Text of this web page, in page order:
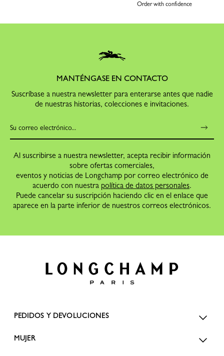
Order with confidence
MANTÉNGASE EN CONTACTO
Suscríbase a nuestra newsletter para enterarse antes que nadie
de nuestras historias, colecciones e invitaciones.
Al suscribirse a nuestra newsletter, acepta recibir información
sobre ofertas comerciales,
eventos y noticias de Longchamp por correo electrónico de
acuerdo con nuestra política de datos personales.
Puede cancelar su suscripción haciendo clic en el enlace que
aparece en la parte inferior de nuestros correos electrónicos.
PEDIDOS Y DEVOLUCIONES
MUJER